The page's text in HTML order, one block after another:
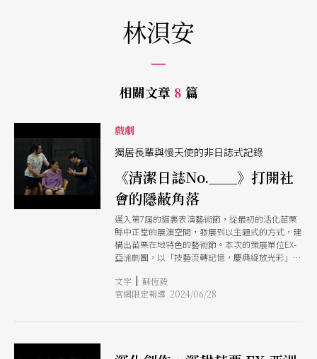
林浿安
相關文章 8 篇
戲劇
獨居長輩與慢天使的非日誌式記錄
《清潔日誌No.＿＿》打開社
會的隱蔽角落
邁入第7屆的貓裏表演藝術節，從最初的活化苗栗
縣中正堂的展演空間，發展到以主題式的方式，建
構出苗栗在地特色的藝術節。本次的策展單位EX-
亞洲劇團，以「技藝流轉記憶，慶典綻放光彩」作
音樂、跨領域等，透過不同的技藝展演呈現苗栗的
特殊性，並且保存生活常態的情境與記憶。而技藝
文字 | 蘇恆毅
官網限定報導 2024/06/28